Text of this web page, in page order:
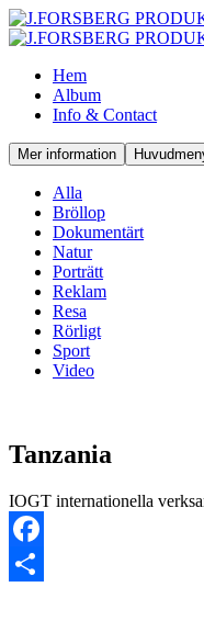
Hem
Album
Info & Contact
Mer information
Alla
Bröllop
Dokumentärt
Natur
Porträtt
Reklam
Resa
Rörligt
Sport
Video
Tanzania
IOGT internationella
Facebook